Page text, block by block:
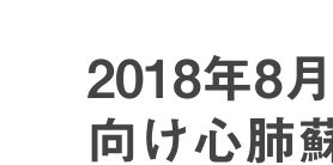
2018年8
向け心肺